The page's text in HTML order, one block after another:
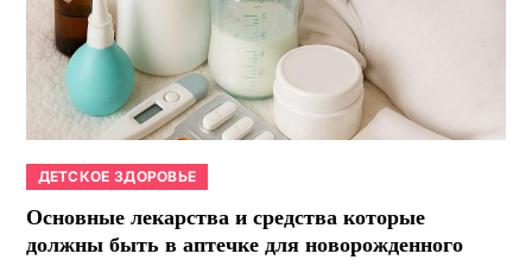
ДЕТСКОЕ ЗДОРОВЬЕ
Основные лекарства и средства которые
должны быть в аптечке для новорожденного